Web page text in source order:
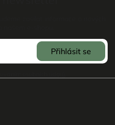
Přihlásit se